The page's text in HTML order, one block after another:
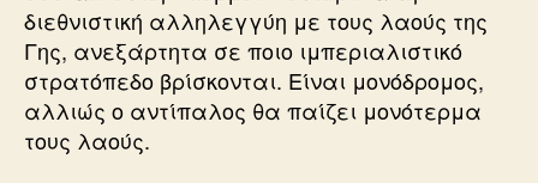
διεθνιστική αλληλεγγύη με τους λαούς της
Γης, ανεξάρτητα σε ποιο ιμπεριαλιστικό
στρατόπεδο βρίσκονται. Είναι μονόδρομος,
αλλιώς ο αντίπαλος θα παίζει μονότερμα
τους λαούς.